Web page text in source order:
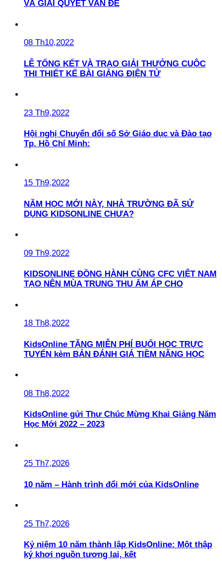
VÀ GIẢI QUYẾT VẤN ĐỀ
08 Th10,2022
LỄ TỔNG KẾT VÀ TRAO GIẢI THƯỞNG CUỘC
THI THIẾT KẾ BÀI GIẢNG ĐIỆN TỬ
23 Th9,2022
Hội nghị Chuyển đổi số Sở Giáo dục và Đào tạo
Tp. Hồ Chí Minh:
15 Th9,2022
NĂM HỌC MỚI NÀY, NHÀ TRƯỜNG ĐÃ SỬ
DỤNG KIDSONLINE CHƯA?
09 Th9,2022
KIDSONLINE ĐỒNG HÀNH CÙNG CFC VIỆT NAM
TẠO NÊN MÙA TRUNG THU ẤM ÁP CHO
18 Th8,2022
KidsOnline TẶNG MIỄN PHÍ BUỔI HỌC TRỰC
TUYẾN kèm BẢN ĐÁNH GIÁ TIỀM NĂNG HỌC
08 Th8,2022
KidsOnline gửi Thư Chúc Mừng Khai Giảng Năm
Học Mới 2022 – 2023
25 Th7,2026
10 năm – Hành trình đổi mới của KidsOnline
25 Th7,2026
Kỷ niệm 10 năm thành lập KidsOnline: Một thập
kỷ khơi nguồn tương lai, kết